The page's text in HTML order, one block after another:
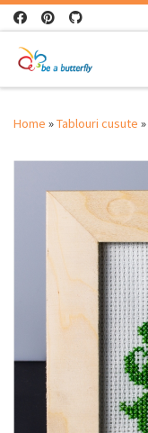
Skip to content
Home »Tablouri cusute »